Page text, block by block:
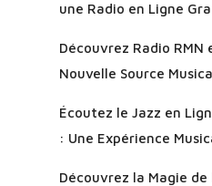
une Radio en Ligne
Découvrez Radio RMN
Nouvelle Source
Écoutez le Jazz en
: Une Expérience
Découvrez la Magie de